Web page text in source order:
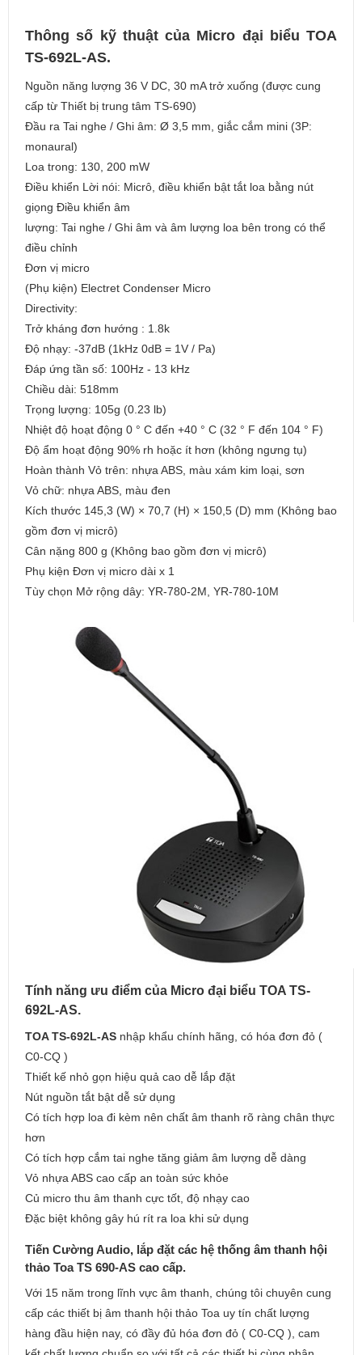
Thông số kỹ thuật của Micro đại biểu TOA
TS-692L-AS.
Nguồn năng lượng 36 V DC, 30 mA trở xuống (được cung
cấp từ Thiết bị trung tâm TS-690)
Đầu ra Tai nghe / Ghi âm: Ø 3,5 mm, giắc cắm mini (3P:
monaural)
Loa trong: 130, 200 mW
Điều khiển Lời nói: Micrô, điều khiển bật tắt loa bằng nút
giọng Điều khiển âm
lượng: Tai nghe / Ghi âm và âm lượng loa bên trong có thể
điều chỉnh
Đơn vị micro
(Phụ kiện) Electret Condenser Micro
Directivity:
Trở kháng đơn hướng : 1.8k
Độ nhạy: -37dB (1kHz 0dB = 1V / Pa)
Đáp ứng tần số: 100Hz - 13 kHz
Chiều dài: 518mm
Trọng lượng: 105g (0.23 lb)
Nhiệt độ hoạt động 0 ° C đến +40 ° C (32 ° F đến 104 ° F)
Độ ẩm hoạt động 90% rh hoặc ít hơn (không ngưng tụ)
Hoàn thành Vỏ trên: nhựa ABS, màu xám kim loại, sơn
Vỏ chữ: nhựa ABS, màu đen
Kích thước 145,3 (W) × 70,7 (H) × 150,5 (D) mm (Không bao
gồm đơn vị micrô)
Cân nặng 800 g (Không bao gồm đơn vị micrô)
Phụ kiện Đơn vị micro dài x 1
Tùy chọn Mở rộng dây: YR-780-2M, YR-780-10M
Tính năng ưu điểm của Micro đại biểu TOA TS-
692L-AS.
TOA TS-692L-AS nhập khẩu chính hãng, có hóa đơn đỏ (
C0-CQ )
Thiết kế nhỏ gọn hiệu quả cao dễ lắp đặt
Nút nguồn tắt bật dễ sử dụng
Có tích hợp loa đi kèm nên chất âm thanh rõ ràng chân thực
hơn
Có tích hợp cắm tai nghe tăng giảm âm lượng dễ dàng
Vỏ nhựa ABS cao cấp an toàn sức khỏe
Củ micro thu âm thanh cực tốt, độ nhạy cao
Đặc biệt không gây hú rít ra loa khi sử dụng
Tiến Cường Audio, lắp đặt các hệ thống âm thanh hội
thảo Toa TS 690-AS cao cấp.
Với 15 năm trong lĩnh vực âm thanh, chúng tôi chuyên cung
cấp các thiết bị âm thanh hội thảo Toa uy tín chất lượng
hàng đầu hiện nay, có đầy đủ hóa đơn đỏ ( C0-CQ ), cam